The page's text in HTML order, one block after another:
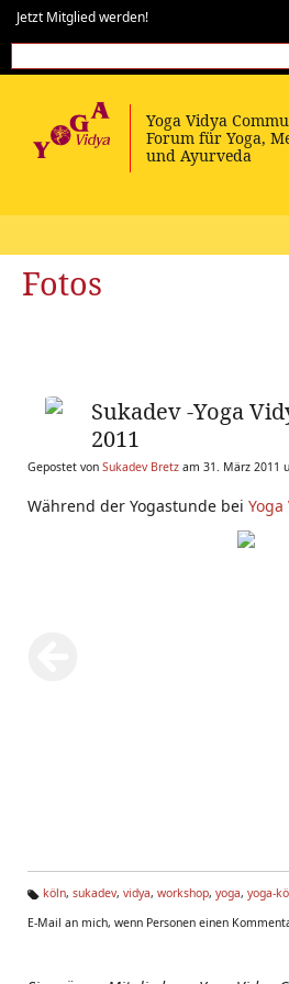
Jetzt Mitglied werden!
Fotos
Sukadev -Yoga
2011
Gepostet von Sukadev Bretz am 31. März 2011
Während der Yogastunde bei Yoga
g
köln, sukadev, vidya, workshop, yoga, yoga-
E-Mail an mich, wenn Personen einen